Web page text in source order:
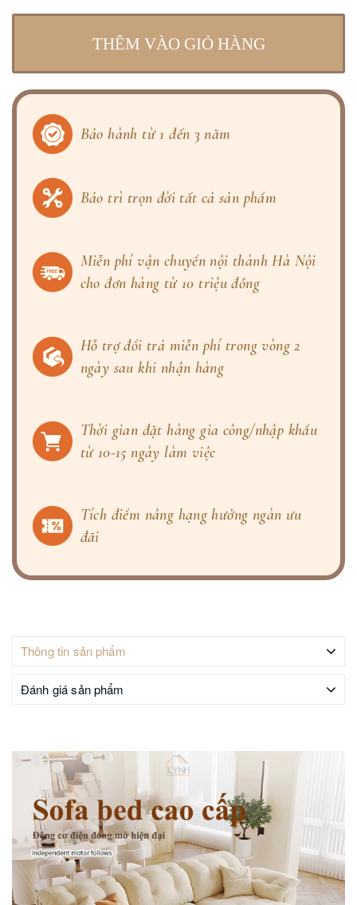
THÊM VÀO GIỎ HÀNG
Bảo hành từ 1 đến 3 năm
Bảo trì trọn đời tất cả sản phẩm
Miễn phí vận chuyển nội thành Hà Nội
cho đơn hàng từ 10 triệu đồng
Hỗ trợ đổi trả miễn phí trong vòng 2
ngày sau khi nhận hàng
Thời gian đặt hàng gia công/nhập khẩu
từ 10-15 ngày làm việc
Tích điểm nâng hạng hưởng ngàn ưu
đãi
Thông tin sản phẩm
Đánh giá sản phẩm